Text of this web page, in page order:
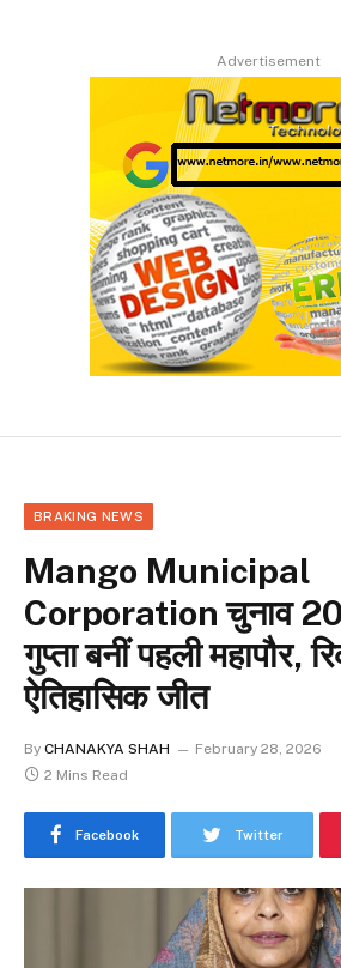
Advertisement
BRAKING NEWS
Mango Municipal
Corporation चुनाव
गुप्ता बनीं पहली महापौर,
ऐतिहासिक जीत
By CHANAKYA SHAH February 28, 2026
2 Mins Read
Facebook Twitter